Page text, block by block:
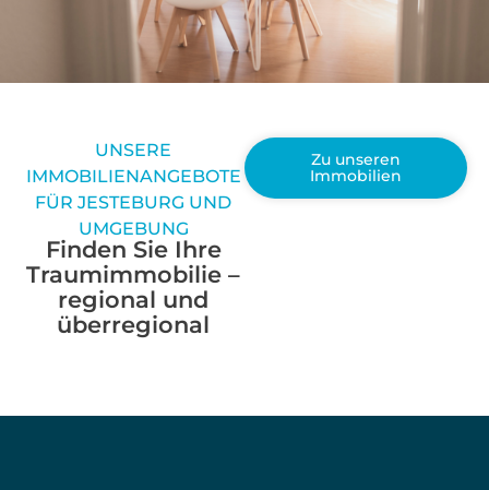
UNSERE
IMMOBILIENANGEBOTE
FÜR JESTEBURG UND
UMGEBUNG
Finden Sie Ihre
Traumimmobilie –
regional und
überregional
Zu unseren
Immobilien